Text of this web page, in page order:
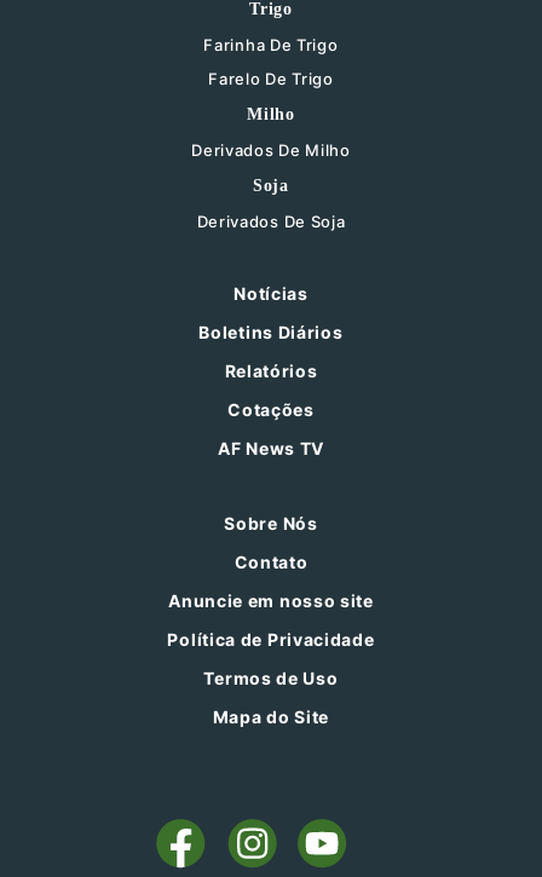
Trigo
Farinha De Trigo
Farelo De Trigo
Milho
Derivados De Milho
Soja
Derivados De Soja
Notícias
Boletins Diários
Relatórios
Cotações
AF News TV
Sobre Nós
Contato
Anuncie em nosso site
Política de Privacidade
Termos de Uso
Mapa do Site